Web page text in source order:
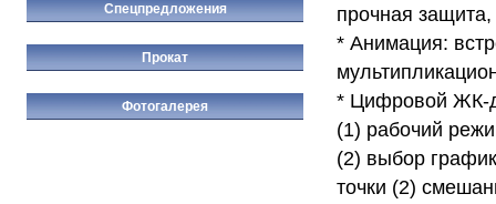
прочная защита,
* Анимация:
* Цифровой ЖК-
(1) рабочий
(2) выбор
точки (2)
Спецпредложения
Прокат
Фотогалерея